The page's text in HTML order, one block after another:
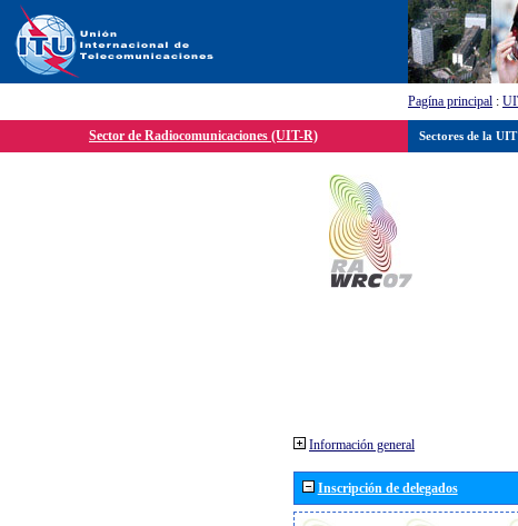
Pagína principal :
Sector de Radiocomunicaciones (UIT-R)
Información general
Inscripción de delegados
Sectores de la UIT